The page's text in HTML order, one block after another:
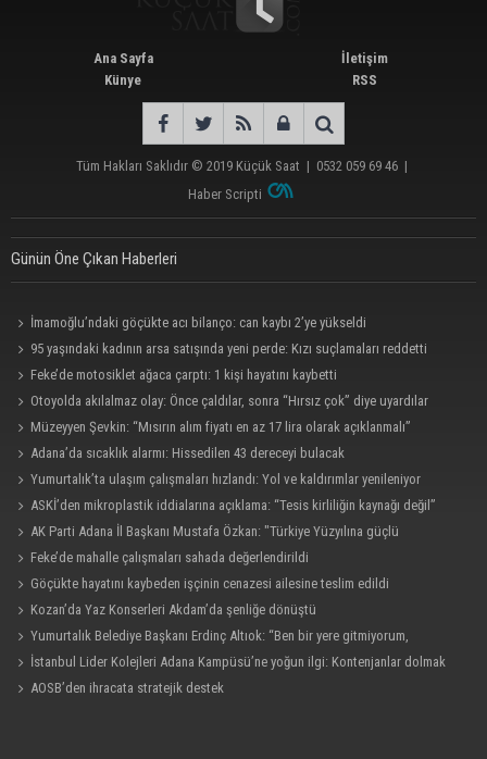
Ana Sayfa
Künye
İletişim
RSS
Tüm Hakları Saklıdır © 2019 Küçük Saat | 0532 059 69 46 |
Haber Scripti
Günün Öne Çıkan Haberleri
İmamoğlu’ndaki göçükte acı bilanço: can kaybı 2’ye yükseldi
95 yaşındaki kadının arsa satışında yeni perde: Kızı suçlamaları reddetti
Feke’de motosiklet ağaca çarptı: 1 kişi hayatını kaybetti
Otoyolda akılalmaz olay: Önce çaldılar, sonra “Hırsız çok” diye uyardılar
Müzeyyen Şevkin: “Mısırın alım fiyatı en az 17 lira olarak açıklanmalı”
Adana’da sıcaklık alarmı: Hissedilen 43 dereceyi bulacak
Yumurtalık’ta ulaşım çalışmaları hızlandı: Yol ve kaldırımlar yenileniyor
ASKİ’den mikroplastik iddialarına açıklama: “Tesis kirliliğin kaynağı değil”
AK Parti Adana İl Başkanı Mustafa Özkan: "Türkiye Yüzyılına güçlü
teşkilatımızla yürüyoruz"
Feke’de mahalle çalışmaları sahada değerlendirildi
Göçükte hayatını kaybeden işçinin cenazesi ailesine teslim edildi
Kozan’da Yaz Konserleri Akdam’da şenliğe dönüştü
Yumurtalık Belediye Başkanı Erdinç Altıok: “Ben bir yere gitmiyorum,
partimdeyim”
İstanbul Lider Kolejleri Adana Kampüsü’ne yoğun ilgi: Kontenjanlar dolmak
üzereAOSB’den ihracata stratejik destek